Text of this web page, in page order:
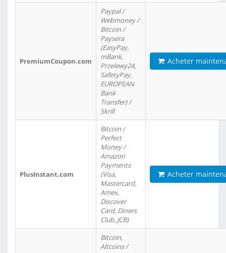
PremiumCoupon.com
Paypal /
Webmoney /
Bitcoin /
Paysera
(EasyPay,
mBank,
Przelewy24,
SafetyPay,
EUROPEAN
Bank
Transfer) /
Skrill
Acheter
PlusInstant.com
Bitcoin /
Perfect
Money /
Amazon
Payments
(Visa,
Mastercard,
Amex,
Discover
Card, Diners
Club, JCB)
Acheter
Bitcoin,
Altcoins /